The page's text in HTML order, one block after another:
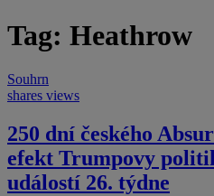
Tag: Heathrow
Souhrn
shares views
250 dní českého
efekt Trumpovy
událostí 26. týdne